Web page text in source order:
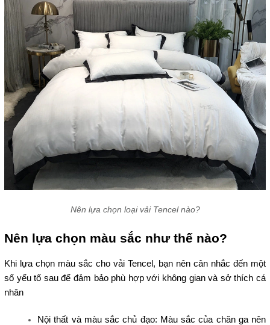
Nên lựa chọn loại vải Tencel nào?
Nên lựa chọn màu sắc như thế nào?
Khi lựa chọn màu sắc cho vải Tencel, bạn nên cân nhắc đến một
số yếu tố sau để đảm bảo phù hợp với không gian và sở thích cá
nhân
Nội thất và màu sắc chủ đạo: Màu sắc của chăn ga nên